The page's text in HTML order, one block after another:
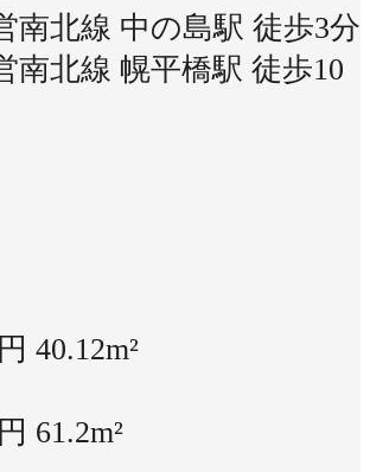
南北線 中の島駅 徒歩3分
南北線 幌平橋駅 徒歩10
40.12m²
61.2m²